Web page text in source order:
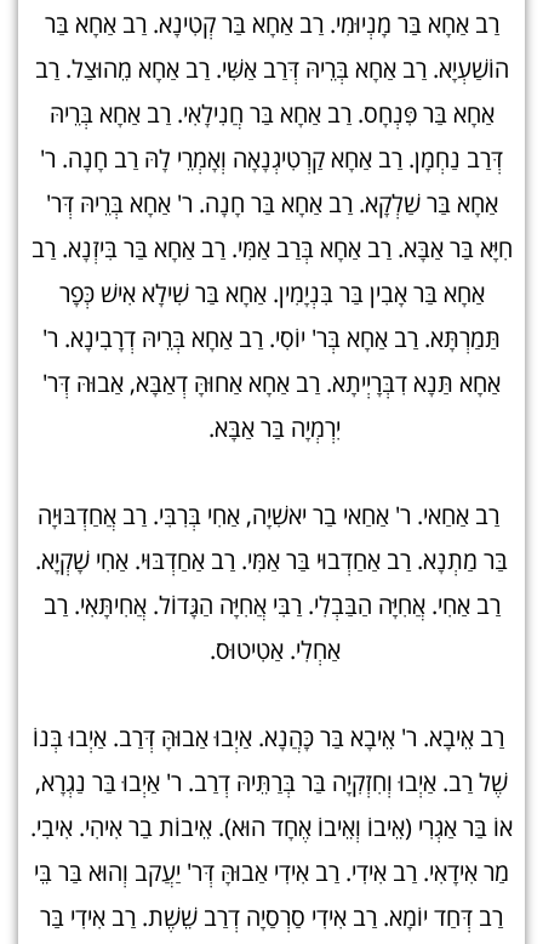
רַב אַחָא בַּר מָנְיוּמִי. רַב אַחָא בַּר קְטִינָא. רַב אַחָא בַּר
הוֹשַׁעְיָא. רַב אַחָא בְּרֵיהּ דְּרַב אַשִּׁי. רַב אַחָא מֵהוּצַל. רַב
אַחָא בַּר פִּנְחָס. רַב אַחָא בַּר חֲנִילָאִי. רַב אַחָא בְּרֵיהּ
דְּרַב נַחְמָן. רַב אַחָא קַרְטִיגְנָאָה וְאָמְרֵי לָהּ רַב חָנָה. ר'
אַחָא בַּר שַׁלְקָא. רַב אַחָא בַּר חָנָה. ר' אַחָא בְּרֵיהּ דְּר'
חִיָּא בַּר אַבָּא. רַב אַחָא בְּרַב אַמִּי. רַב אַחָא בַּר בִּיזְנָא. רַב
אַחָא בַּר אָבִין בַּר בִּנְיָמִין. אַחָא בַּר שִׁילָא אִישׁ כְּפָר
תַּמַרְתָּא. רַב אַחָא בְּר' יוֹסִי. רַב אַחָא בְּרֵיהּ דְרָבִינָא. ר'
אַחָא תַּנָא דִבְּרָיְיתָא. רַב אַחָא אַחוּהָּ דְאַבָּא, אַבוּהּ דְּר'
יִרְמְיָה בַּר אַבָּא.
רַב אַחַאי. ר' אַחַאי בַר יאשִׁיָה, אַחִי בְּרִבִּי. רַב אֲחַדְבּוּיָה
בַּר מַתְנָא. רַב אַחַדְבוּי בַּר אַמִּי. רַב אַחַדְבּוּי. אַחִי שָׁקְיָא.
רַב אַחִי. אֲחִיָּה הַבַּבְלִי. רַבִּי אֲחִיָּה הַגָּדוֹל. אֲחִיתָּאִי. רַב
אַחְלִי. אַטִיטוּס.
רַב אֵיבָא. ר' אֵיבָא בַּר כָּהֲנָא. אַיְבוּ אַבוּהָּ דְּרַב. אַיְבוּ בְּנוֹ
שֶׁל רַב. אַיְבוּ וְחִזְקִיָה בַּר בְּרַתֵּיהּ דְרַב. ר' אַיְבוּ בַּר נַגְרָא,
אוֹ בַּר אַגְרִי (אֵיבוֹ וְאֵיבוֹ אֶחָד הוּא). אֵיבוֹת בַר אִיהִי. אִיבִי.
מַר אִידָאִי. רַב אִידִי. רַב אִידִי אַבוּהָּ דְּר' יַעֲקב וְהוּא בַּר בֵּי
רַב דְּחַד יוֹמָא. רַב אִידִי סַרְסַיָה דְרַב שֵׁשֶׁת. רַב אִידִי בַּר